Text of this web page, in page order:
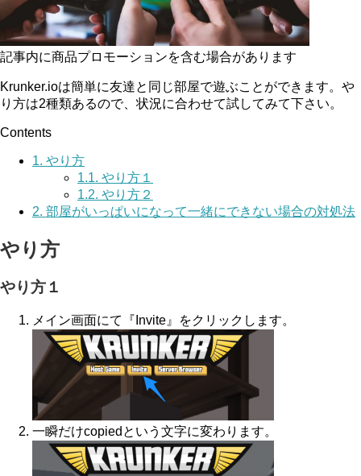
記事内に商品プロモーションを含む場合があります
Krunker.ioは簡単に友達と同じ部屋で遊ぶことができます。や
り方は2種類あるので、状況に合わせて試してみて下さい。
Contents
1. やり方
1.1. やり方１
1.2. やり方２
2. 部屋がいっぱいになって一緒にできない場合の対処法
やり方
やり方１
メイン画面にて『Invite』をクリックします。
一瞬だけcopiedという文字に変わります。